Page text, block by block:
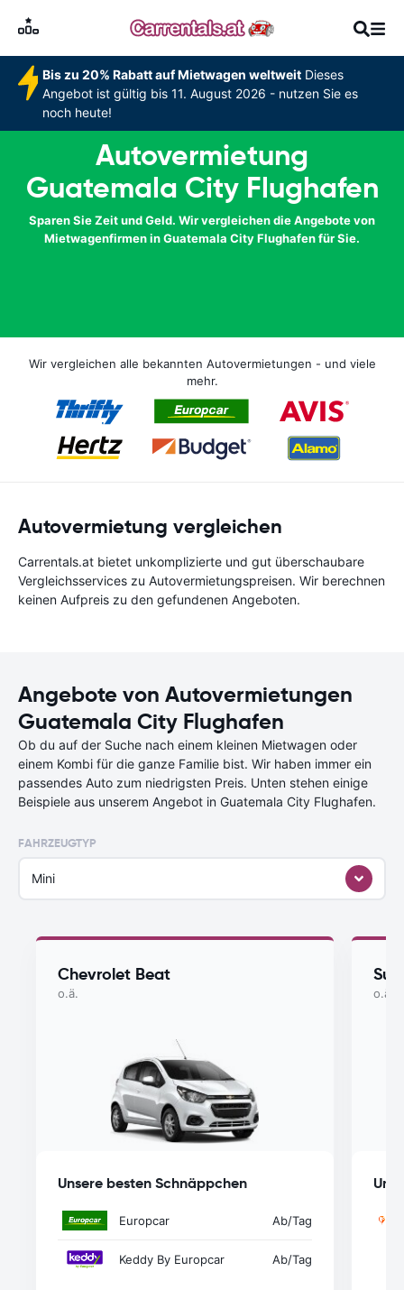
Bis zu 20% Rabatt auf Mietwagen weltweitDieses
Angebot ist gültig bis 11. August 2026 - nutzen Sie es
noch heute!
Autovermietung
Guatemala City Flughafen
Sparen Sie Zeit und Geld. Wir vergleichen die Angebote von
Mietwagenfirmen in Guatemala City Flughafen für Sie.
Wir vergleichen alle bekannten Autovermietungen - und viele
mehr.
Autovermietung vergleichen
Carrentals.at bietet unkomplizierte und gut überschaubare
Vergleichsservices zu Autovermietungspreisen. Wir berechnen
keinen Aufpreis zu den gefundenen Angeboten.
Angebote von Autovermietungen
Guatemala City Flughafen
Ob du auf der Suche nach einem kleinen Mietwagen oder
einem Kombi für die ganze Familie bist. Wir haben immer ein
passendes Auto zum niedrigsten Preis. Unten stehen einige
Beispiele aus unserem Angebot in Guatemala City Flughafen.
FAHRZEUGTYP
Mini
Chevrolet Beat
o.ä.
Unsere besten Schnäppchen
Europcar Ab/Tag
Keddy By Europcar Ab/Tag
o.ä.